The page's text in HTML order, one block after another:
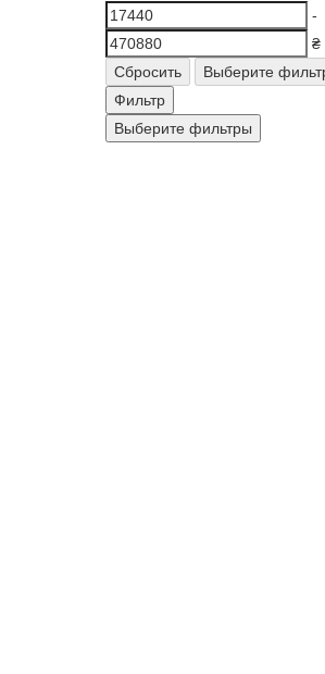
-
₴
Сбросить
Выберите
Фильтр
Выберите фильтры